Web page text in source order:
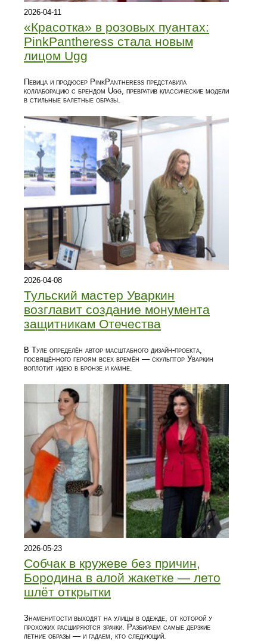
2026-04-11
«Красотка» в розовых пуантах:
PinkPantheress стала новым
лицом Ugg
Певица и продюсер PinkPantheress представила
коллаборацию с брендом Ugg, превратив классические модели
в стильные балетные образы.
2026-04-08
Тульский мастер Уваркин
возглавит создание монумента
защитникам Отечества
В Туле определён автор масштабного дизайн-проекта,
посвящённого героям всех времён — скульптор Уваркин
воплотит идею в бронзе и камне.
2026-05-23
Собчак в кружеве без причин,
Бородина в алой жакетке — лето
шлёт открытки
Знаменитости выходят на улицы в одежде, от которой у
прохожих расширяются зрачки. Разбираем самые дерзкие
летние образы — и гадаем, кто следующий.